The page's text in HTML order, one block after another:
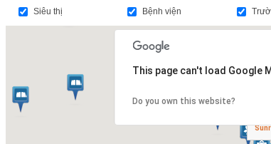
Siêu thị Bệnh viện
This page can't load Google
Do you own this website?